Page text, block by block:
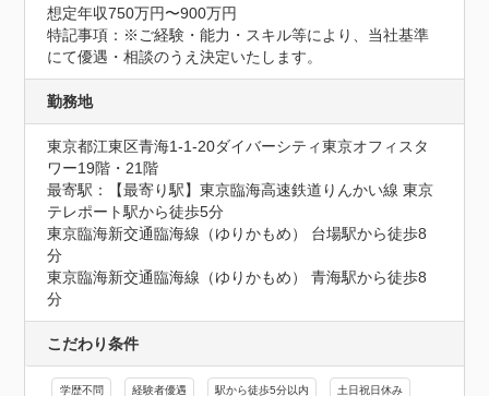
想定年収750万円〜900万円
特記事項：※ご経験・能力・スキル等により、当社基準
にて優遇・相談のうえ決定いたします。
勤務地
東京都江東区青海1-1-20ダイバーシティ東京オフィスタ
ワー19階・21階
最寄駅：【最寄り駅】東京臨海高速鉄道りんかい線 東京
テレポート駅から徒歩5分
東京臨海新交通臨海線（ゆりかもめ） 台場駅から徒歩8
分
東京臨海新交通臨海線（ゆりかもめ） 青海駅から徒歩8
分
こだわり条件
学歴不問 経験者優遇 駅から徒歩5分以内 土日祝日休み